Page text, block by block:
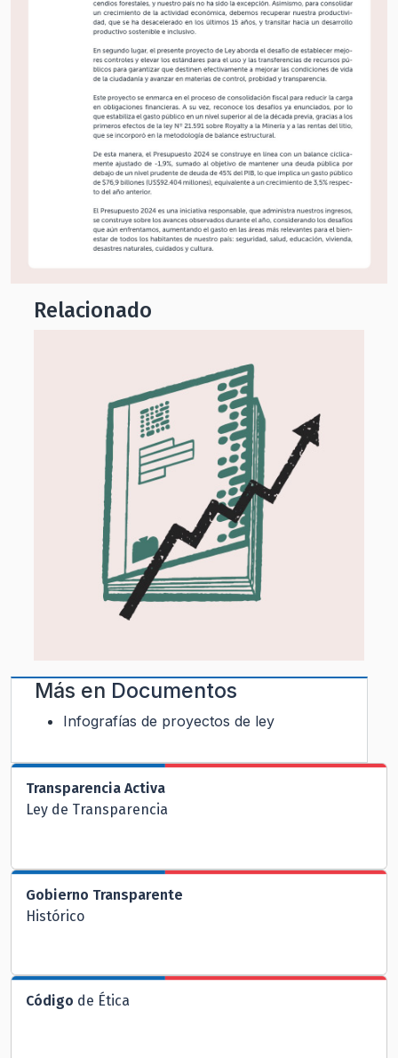
Relacionado
Más en Documentos
Infografías de proyectos de ley
Transparencia Activa
Ley de Transparencia
Gobierno Transparente
Histórico
Código de Ética